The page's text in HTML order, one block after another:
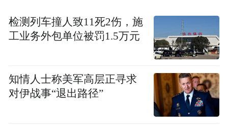
道透水混凝土改造、123条背街小巷提升。路
平了、灯亮了、环境美了，人居环境品质与
城市交通“微循环”也日益畅通。35条道路“白
改黑”，丰洛铁路拆除打通东西阻隔，53条
检测列车撞人致11死2伤，施
工业务外包单位被罚1.5万元
知情人士称美军高层正寻求
对伊战事“退出路径”